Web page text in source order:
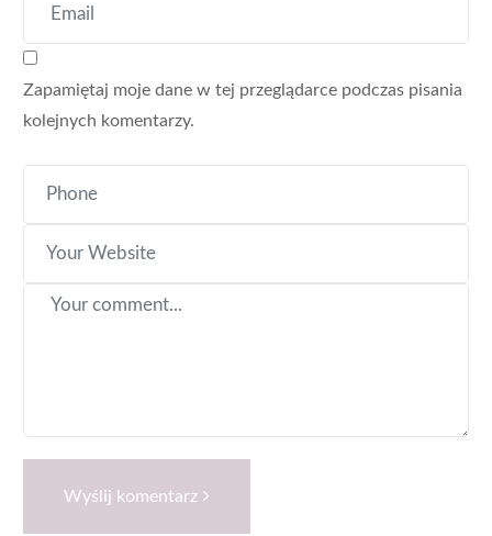
Zapamiętaj moje dane w tej przeglądarce podczas pisania
kolejnych komentarzy.
Wyślij komentarz